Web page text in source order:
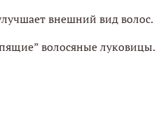
внешний вид волос.
волосяные луковицы.